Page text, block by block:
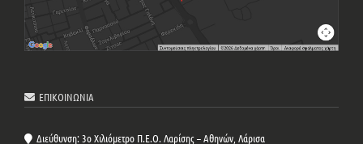
ΕΠΙΚΟΙΝΩΝΙΑ
Διεύθυνση: 3ο Χιλιόμετρο Π.Ε.Ο. Λαρίσης – Αθηνών, Λάρισα